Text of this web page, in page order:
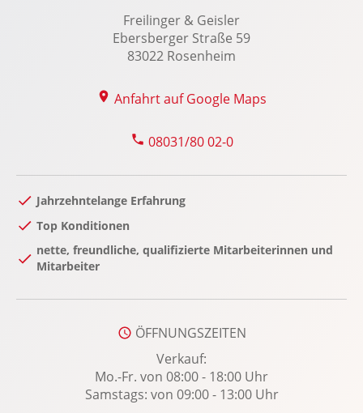
Reifendruckkontrolle
Reifenpannenset
Rückfahrkamera
Rücksitze klapp- und teilbar
Spurhalteassistent: Aktiv
Spurwechselassistent
Start-Stopp System
Totwinkel-Assistent
Touchscreen Bedienung: Touchscreen-
Traktionskontrolle
USB Anschluss, Bluetooth Audiostreaming
Freilinger & Geisler
Ebersberger Straße 59
83022 Rosenheim
Anfahrt auf Google Maps
08031/80 02-0
Jahrzehntelange Erfahrung
Top Konditionen
nette, freundliche, qualifizierte Mitarbeiterinnen und
Mitarbeiter
ÖFFNUNGSZEITEN
Verkauf:
Mo.-Fr. von 08:00 - 18:00 Uhr
Samstags: von 09:00 - 13:00 Uhr